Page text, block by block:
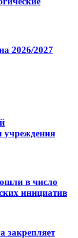
2026/2027
учреждения
в число
инициатив
закрепляет